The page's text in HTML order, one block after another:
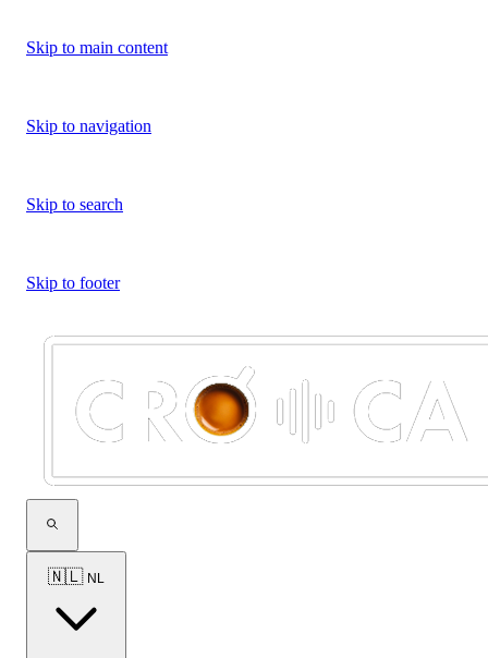
Skip to main content
Skip to navigation
Skip to search
Skip to footer
🇳🇱 NL